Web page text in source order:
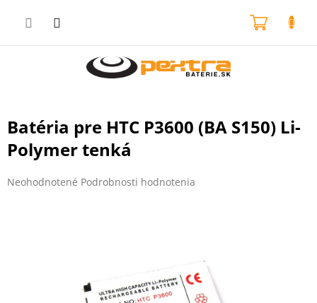
Batéria pre HTC P3600 (BA S150) Li-
Polymer tenká
Priemerné
Neohodnotené Podrobnosti hodnotenia